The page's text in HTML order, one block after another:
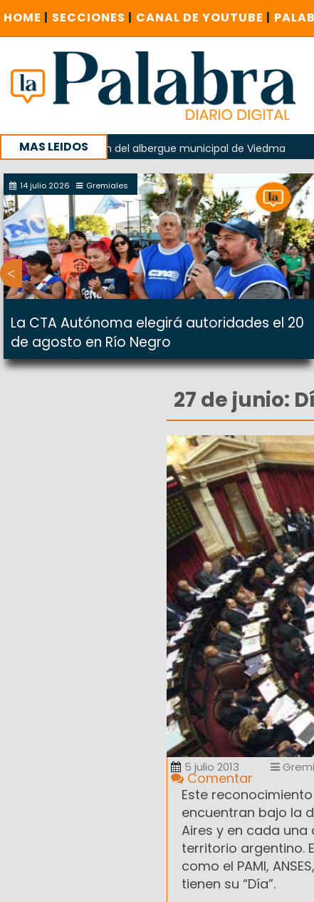
HOME | SECCIONES | CANAL DE YOUTUBE |
MAS LEIDOS
la explosión del albergue municipal de Viedma La
con un encuentro provincial en Roca
14 julio 2026 Gremiales
La CTA Autónoma elegirá autoridades el 20
de agosto en Río Negro
27 de junio:
5 julio 2013
Comentar
Este
encuentran bajo la
Aires y en cada
territorio argentino.
como el PAMI,
tienen su “Día”.